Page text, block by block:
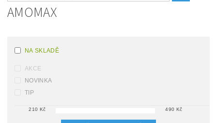
AMOMAX
NA SKLADĚ
AKCE
NOVINKA
TIP
210 Kč 490 Kč